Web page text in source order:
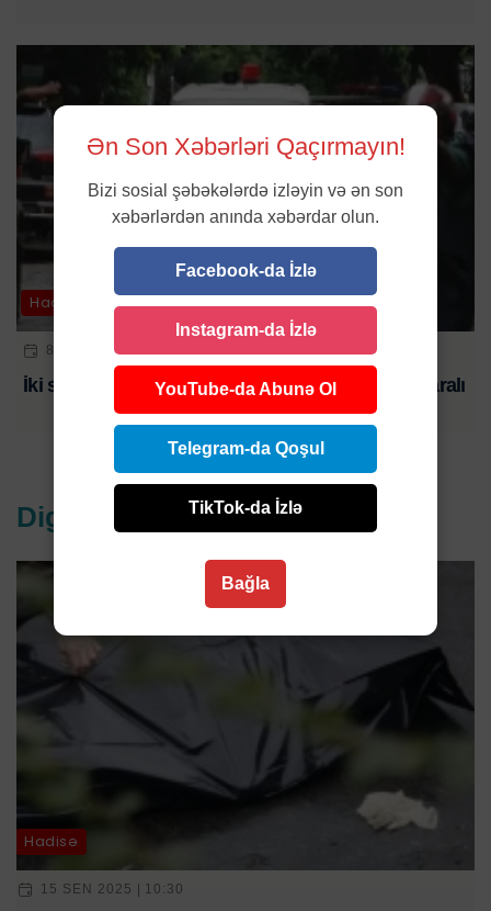
Hadisə
8 AVQ 2026 | 18:00
İki sərnişin avtobusu üz-üzə çırpıldıı: 8 ölü, 25 yaralı
Digər xəbərlər
Hadisə
15 SEN 2025 | 10:30
Ən Son Xəbərləri Qaçırmayın!
Bizi sosial şəbəkələrdə izləyin və ən son
xəbərlərdən anında xəbərdar olun.
Facebook-da İzlə
Instagram-da İzlə
YouTube-da Abunə Ol
Telegram-da Qoşul
TikTok-da İzlə
Bağla